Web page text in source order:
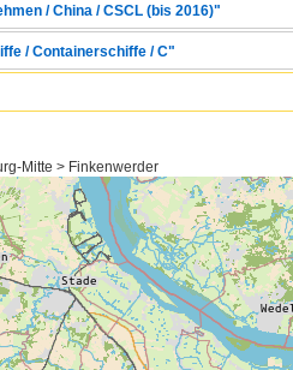
/ China / CSCL (bis 2016)"
/ Containerschiffe / C"
Mitte > Finkenwerder